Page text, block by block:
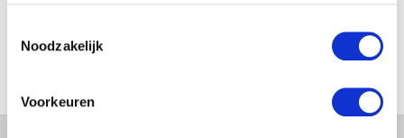
Noodzakelijk
Voorkeuren